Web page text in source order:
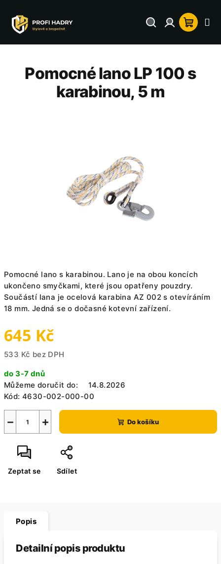
obsah
HledatPřihlášení
Pomocné lano s karabinou. Lano je na obou koncích
ukončeno smyčkami, které jsou opatřeny pouzdry.
Součástí lana je ocelová karabina AZ 002 s otevíráním
18 mm. Jedná se o dočasné kotevní zařízení.
645 Kč
533 Kč bez DPH
cena:
do 3-7 dnů
Můžeme doručit do:
14.8.2026
Kód: 4630-002-000-00
+
− Do košíku
Zeptat se Sdílet
Pomocné lano LP 100 s
karabinou, 5 m
Popis
Detailní popis produktu